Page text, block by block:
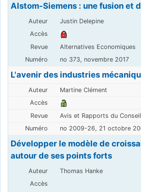
Alstom-Siemens : une fusion et
Justin Delepine
Alternatives Economiques
no 373, novembre 2017
L'avenir des industries
Martine Clément
Avis et Rapports du
no 2009-26, 21 octobre
Développer le modèle de
autour de ses points forts
Thomas Hanke